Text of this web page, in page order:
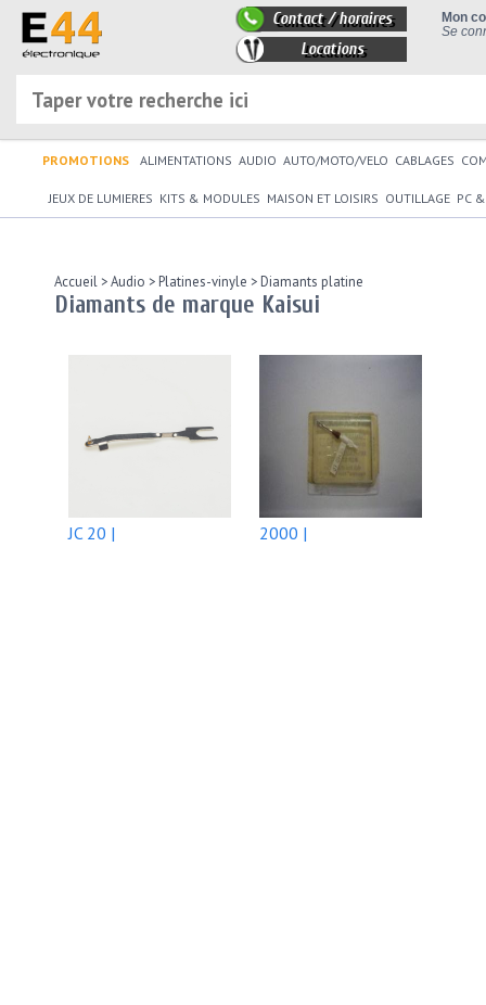
Mon
Se
Contact / horaires
Locations
PROMOTIONS ALIMENTATIONS AUDIO AUTO/MOTO/VELO CABLAGES
JEUX DE LUMIERES KITS & MODULES MAISON ET LOISIRS OUTILLAGE PC
Accueil >Audio >Platines-vinyle >Diamants platine
Diamants de marque Kaisui
JC 20 | 2000 |